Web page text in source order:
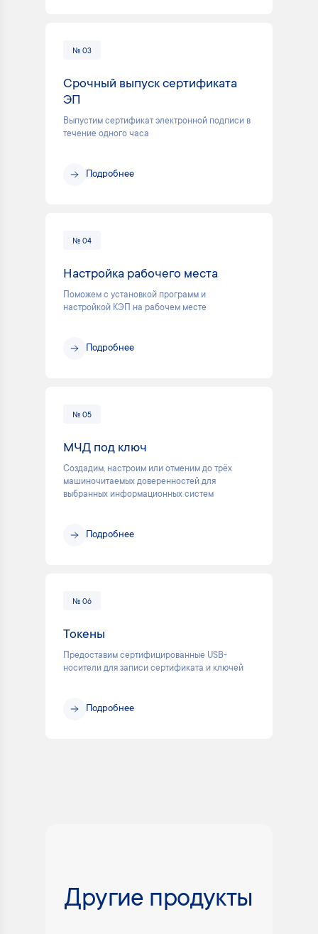
№ 03
Срочный выпуск сертификата
ЭП
Выпустим сертификат электронной подписи в
течение одного часа
Подробнее
№ 04
Настройка рабочего места
Поможем с установкой программ и
настройкой КЭП на рабочем месте
Подробнее
№ 05
МЧД под ключ
Создадим, настроим или отменим до трёх
машиночитаемых доверенностей для
выбранных информационных систем
Подробнее
№ 06
Токены
Предоставим сертифицированные USB-
носители для записи сертификата и ключей
Подробнее
Другие продукты